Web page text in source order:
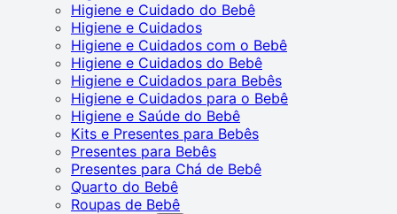
Higiene e Cuidado do Bebê
Higiene e Cuidados
Higiene e Cuidados com o Bebê
Higiene e Cuidados do Bebê
Higiene e Cuidados para Bebês
Higiene e Cuidados para o Bebê
Higiene e Saúde do Bebê
Kits e Presentes para Bebês
Presentes para Bebês
Presentes para Chá de Bebê
Quarto do Bebê
Roupas de Bebê